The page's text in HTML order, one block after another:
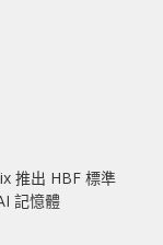
推出 HBF 標準
記憶體